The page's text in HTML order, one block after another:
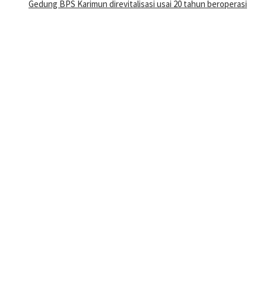
Gedung BPS Karimun direvitalisasi usai 20 tahun beroperasi